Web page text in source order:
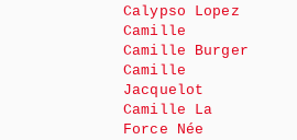
Calypso Lopez
Camille
Camille Burger
Camille
Jacquelot
Camille La
Force Née